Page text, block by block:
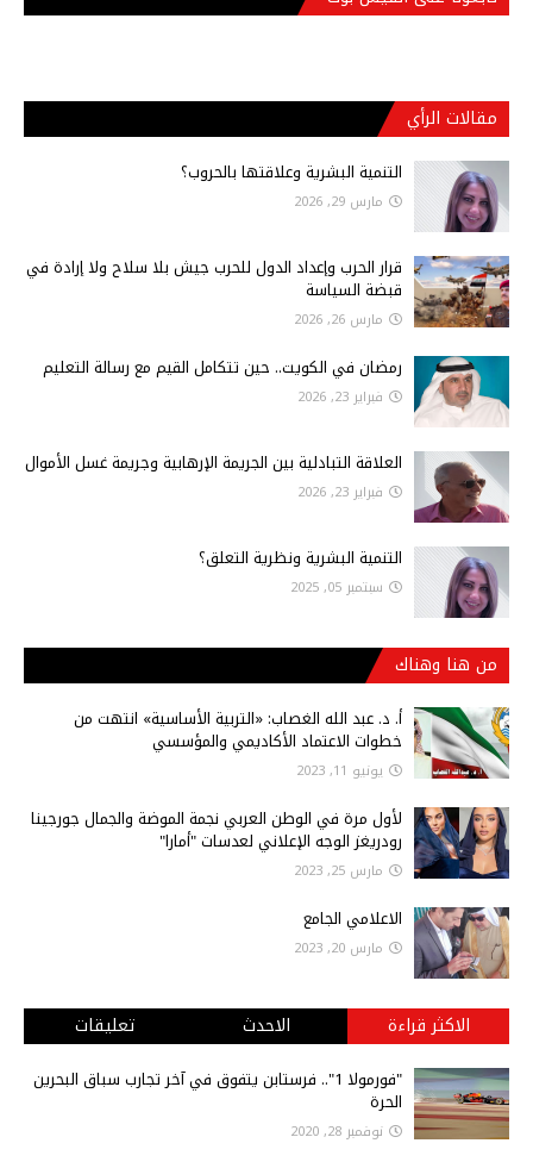
مقالات الرأي
التنمية البشرية وعلاقتها بالحروب؟
مارس 29, 2026
قرار الحرب وإعداد الدول للحرب جيش بلا سلاح ولا إرادة في
قبضة السياسة
مارس 26, 2026
رمضان في الكويت.. حين تتكامل القيم مع رسالة التعليم
فبراير 23, 2026
العلاقة التبادلية بين الجريمة الإرهابية وجريمة غسل الأموال
فبراير 23, 2026
التنمية البشرية ونظرية التعلق؟
سبتمبر 05, 2025
من هنا وهناك
أ‌. د. عبد الله الغصاب: «التربية الأساسية» انتهت من
خطوات الاعتماد الأكاديمي والمؤسسي
يونيو 11, 2023
لأول مرة في الوطن العربي نجمة الموضة والجمال جورجينا
رودريغز الوجه الإعلاني لعدسات "أمارا"
مارس 25, 2023
الاعلامي الجامع
مارس 20, 2023
الاكثر قراءة الاحدث تعليقات
"فورمولا 1".. فرستابن يتفوق في آخر تجارب سباق البحرين
الحرة
نوفمبر 28, 2020